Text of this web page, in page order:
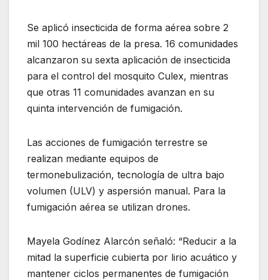
Se aplicó insecticida de forma aérea sobre 2
mil 100 hectáreas de la presa. 16 comunidades
alcanzaron su sexta aplicación de insecticida
para el control del mosquito Culex, mientras
que otras 11 comunidades avanzan en su
quinta intervención de fumigación.
Las acciones de fumigación terrestre se
realizan mediante equipos de
termonebulización, tecnología de ultra bajo
volumen (ULV) y aspersión manual. Para la
fumigación aérea se utilizan drones.
Mayela Godínez Alarcón señaló: “Reducir a la
mitad la superficie cubierta por lirio acuático y
mantener ciclos permanentes de fumigación